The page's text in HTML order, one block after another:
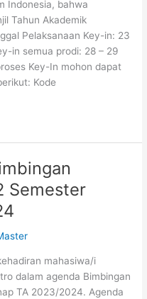
Indonesia, bahwa
Tahun Akademik
Pelaksanaan Key-in: 23
in semua prodi: 28 – 29
Key-In mohon dapat
Kode
Semester
mahasiwa/i
dalam agenda Bimbingan
TA 2023/2024. Agenda